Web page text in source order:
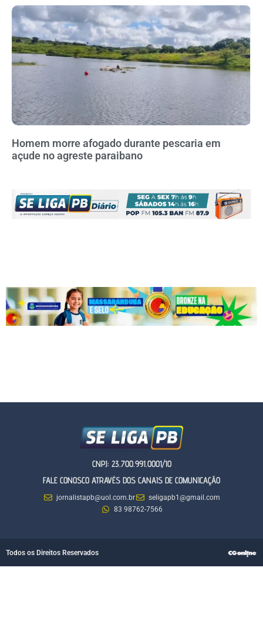
Homem morre afogado durante pescaria em
açude no agreste paraibano
CNPJ: 23.700.991.0001/10
FALE CONOSCO ATRAVÉS DOS CANAIS DE COMUNICAÇÃO
jornalistapb@uol.com.br
seligapb1@gmail.com
83 98762-7566
Todos os Direitos Reservados